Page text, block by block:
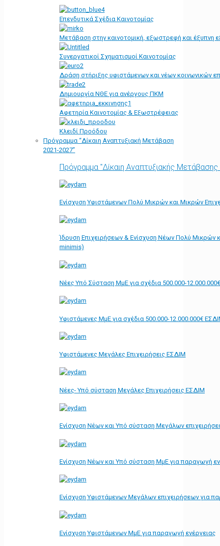
Επενδυτικά Σχέδια Καινοτομίας
Μετάβαση στην καινοτομική, εξωστρεφή και έξυπνη
Συνεργατικοί Σχηματισμοί Καινοτομίας
Δράση στήριξης υφιστάμενων και νέων κοινωνικών
Δημιουργία ΝΘΕ για ανέργους ΠΚΜ
Αφετηρία Kαινοτομίας & Εξωστρέφειας
Κλειδί Προόδου
Πρόγραμμα “Δίκαιη Αναπτυξιακή Μετάβαση
2021-2027”
Πρόγραμμα "Δίκαιη Αναπτυξιακής
Ενίσχυση Υφιστάμενων Πολύ Μικρών και Μικρών
Ίδρυση Επιχειρήσεων & Ενίσχυση Νέων Πολύ Μικρών
minimis)
Νέες Υπό Σύσταση ΜμΕ για σχέδια 500.000-
Υφιστάμενες ΜμΕ για σχέδια 500.000-12.000.000€
Υφιστάμενες Μεγάλες Επιχειρήσεις ΕΣΔΙΜ
Νέες- Υπό σύσταση Μεγάλες Επιχειρήσεις ΕΣΔΙΜ
Ενίσχυση Νέων και Υπό σύσταση Μεγάλων
Ενίσχυση Νέων και Υπό σύσταση ΜμΕ για παραγωγή
Ενίσχυση Υφιστάμενων Μεγάλων επιχειρήσεων για
Ενίσχυση Υφιστάμενων ΜμΕ για παραγωγή ενέργειας